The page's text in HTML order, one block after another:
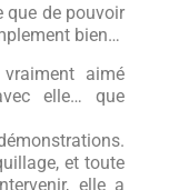
que de pouvoir
bien…
aimé
elle… que
et toute
elle a